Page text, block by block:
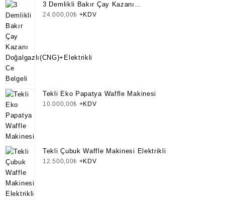
3 Demlikli Bakır Çay Kazanı
Doğalgazlı(CNG)+Elektrikli Ce Belgeli
24.000,00₺ +KDV
Tekli Eko Papatya Waffle Makinesi
10.000,00₺ +KDV
Tekli Çubuk Waffle Makinesi Elektrikli
12.500,00₺ +KDV